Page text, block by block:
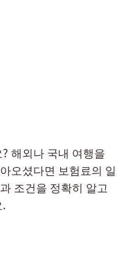
해외나 국내 여행을
오셨다면 보험료의 일
조건을 정확히 알고
.